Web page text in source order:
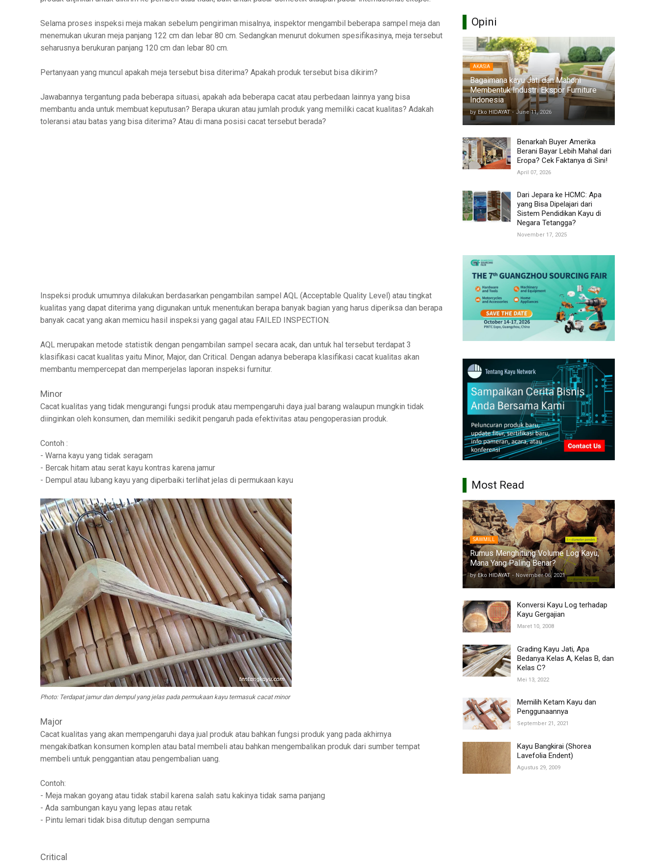
Selama proses inspeksi meja makan sebelum pengiriman misalnya, inspektor mengambil beberapa sampel meja dan
menemukan ukuran meja panjang 122 cm dan lebar 80 cm. Sedangkan menurut dokumen spesifikasinya, meja tersebut
seharusnya berukuran panjang 120 cm dan lebar 80 cm.
Pertanyaan yang muncul apakah meja tersebut bisa diterima? Apakah produk tersebut bisa dikirim?
Jawabannya tergantung pada beberapa situasi, apakah ada beberapa cacat atau perbedaan lainnya yang bisa
membantu anda untuk membuat keputusan? Berapa ukuran atau jumlah produk yang memiliki cacat kualitas? Adakah
toleransi atau batas yang bisa diterima? Atau di mana posisi cacat tersebut berada?
Inspeksi produk umumnya dilakukan berdasarkan pengambilan sampel AQL (Acceptable Quality Level) atau tingkat
kualitas yang dapat diterima yang digunakan untuk menentukan berapa banyak bagian yang harus diperiksa dan berapa
banyak cacat yang akan memicu hasil inspeksi yang gagal atau FAILED INSPECTION.
AQL merupakan metode statistik dengan pengambilan sampel secara acak, dan untuk hal tersebut terdapat 3
klasifikasi cacat kualitas yaitu Minor, Major, dan Critical. Dengan adanya beberapa klasifikasi cacat kualitas akan
membantu mempercepat dan memperjelas laporan inspeksi furnitur.
Minor
Cacat kualitas yang tidak mengurangi fungsi produk atau mempengaruhi daya jual barang walaupun mungkin tidak
diinginkan oleh konsumen, dan memiliki sedikit pengaruh pada efektivitas atau pengoperasian produk.
Contoh :
- Warna kayu yang tidak seragam
- Bercak hitam atau serat kayu kontras karena jamur
- Dempul atau lubang kayu yang diperbaiki terlihat jelas di permukaan kayu
Photo: Terdapat jamur dan dempul yang jelas pada permukaan kayu termasuk cacat minor
Major
Cacat kualitas yang akan mempengaruhi daya jual produk atau bahkan fungsi produk yang pada akhirnya
mengakibatkan konsumen komplen atau batal membeli atau bahkan mengembalikan produk dari sumber tempat
membeli untuk penggantian atau pengembalian uang.
Contoh:
- Meja makan goyang atau tidak stabil karena salah satu kakinya tidak sama panjang
- Ada sambungan kayu yang lepas atau retak
- Pintu lemari tidak bisa ditutup dengan sempurna
Critical
Opini
AKASIA
Bagaimana kayu Jati dan Mahoni
Membentuk Industri Ekspor Furniture
Indonesia
by Eko HIDAYAT - June 11, 2026
Benarkah Buyer Amerika
Berani Bayar Lebih Mahal dari
Eropa? Cek Faktanya di Sini!
April 07, 2026
Dari Jepara ke HCMC: Apa
yang Bisa Dipelajari dari
Sistem Pendidikan Kayu di
Negara Tetangga?
November 17, 2025
Most Read
SAWMILL
Rumus Menghitung Volume Log Kayu,
Mana Yang Paling Benar?
by Eko HIDAYAT - November 06, 2021
Konversi Kayu Log terhadap
Kayu Gergajian
Maret 10, 2008
Grading Kayu Jati, Apa
Bedanya Kelas A, Kelas B, dan
Kelas C?
Mei 13, 2022
Memilih Ketam Kayu dan
Penggunaannya
September 21, 2021
Kayu Bangkirai (Shorea
Lavefolia Endent)
Agustus 29, 2009